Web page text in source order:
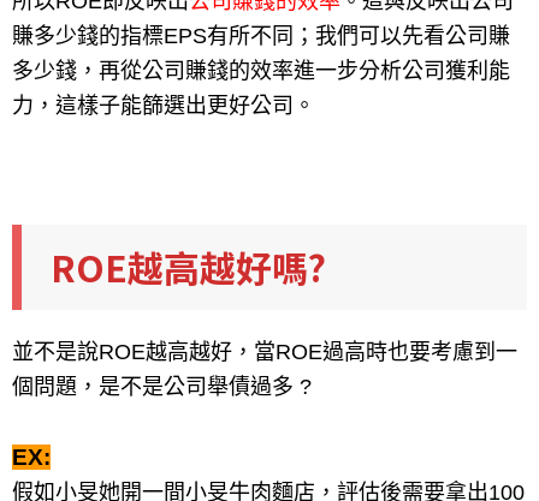
賺多少錢的指標EPS有所不同；我們可以先看公司賺
多少錢，再從公司賺錢的效率進一步分析公司獲利能
力，這樣子能篩選出更好公司。
ROE越高越好嗎?
並不是說ROE越高越好，當ROE過高時也要考慮到一
個問題，是不是公司舉債過多 ?
EX:
假如小旻她開一間小旻牛肉麵店，評估後需要拿出100